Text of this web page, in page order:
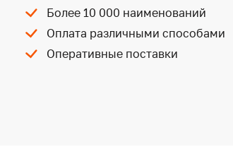
Более 10 000 наименований
Оплата различными способами
Оперативные поставки